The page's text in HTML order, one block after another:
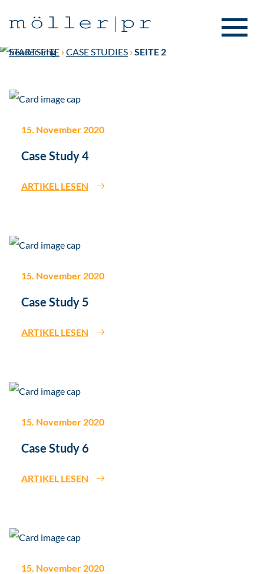
STARTSEITE › CASE STUDIES › SEITE 2
15. November 2020
Case Study 4
ARTIKEL LESEN
15. November 2020
Case Study 5
ARTIKEL LESEN
15. November 2020
Case Study 6
ARTIKEL LESEN
15. November 2020